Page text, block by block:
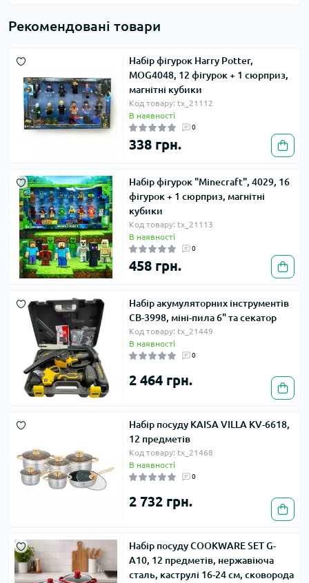
Рекомендовані товари
Набір фігурок Harry Potter,
MOG4048, 12 фігурок + 1 сюрприз,
магнітні кубики
Код товару: tx_21112
В наявності
0
338 грн.
Набір фігурок "Minecraft", 4029, 16
фігурок + 1 сюрприз, магнітні
кубики
Код товару: tx_21113
В наявності
0
458 грн.
Набір акумуляторних інструментів
СВ-3998, міні-пила 6" та секатор
Код товару: tx_21449
В наявності
0
2 464 грн.
Набір посуду KAISA VILLA KV-6618,
12 предметів
Код товару: tx_21468
В наявності
0
2 732 грн.
Набір посуду COOKWARE SET G-
A10, 12 предметів, нержавіюча
сталь, каструлі 16-24 см, сковорода